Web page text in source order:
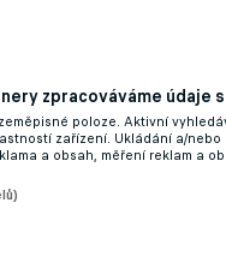
zpracováváme údaje
poloze. Aktivní
zařízení. Ukládání a/nebo
a obsah, měření reklam a